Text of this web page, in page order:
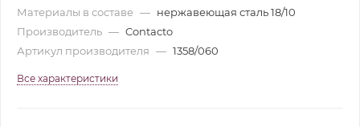
Материалы в составе — нержавеющая сталь 18/10
Производитель — Contacto
Артикул производителя — 1358/060
Все характеристики